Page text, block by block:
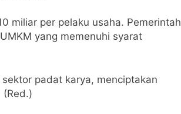
miliar per pelaku usaha. Pemerintah
yang memenuhi syarat
padat karya, menciptakan